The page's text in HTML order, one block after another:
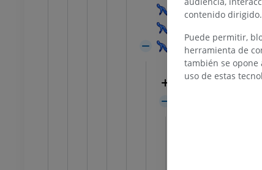
Vena yugular
Venas del encéfalo
Venas portales
Venas
Vena
contenido
Puede permitir,
herramienta de
también se opone
uso de estas